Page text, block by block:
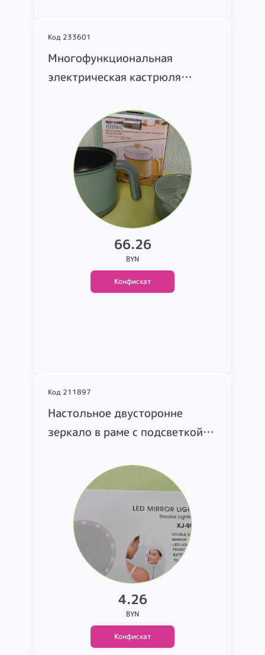
Код 233601
Многофункциональная
электрическая кастрюля
Rustaqee. зеленого цвета.
объем 1.8л. размер 18 см.
мощность 600W. страна
производства Китай.для
реализации в качестве
запасных частей и
комплектующих. в том числе в
неразобранно...
66.26
BYN
Конфискат
Код 211897
Настольное двусторонне
зеркало в раме с подсветкой
материал: пластик. цвет:
белый. В комплекте кабель
USB. Имеется отсек на 4
батареи АА. Страна
производства: Китай.
4.26
BYN
Конфискат